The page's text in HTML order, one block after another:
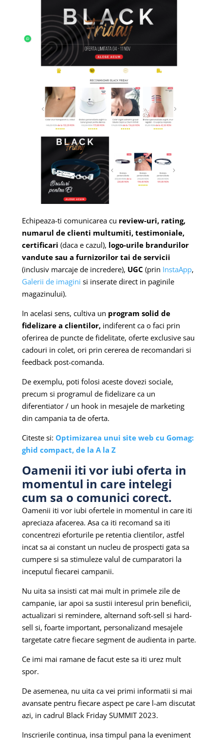
Echipeaza-ti comunicarea cu review-uri, rating,
numarul de clienti multumiti, testimoniale,
certificari (daca e cazul), logo-urile brandurilor
vandute sau a furnizorilor tai de servicii
(inclusiv marcaje de incredere), UGC (prin InstaApp,
Galerii de imagini si inserate direct in paginile
magazinului).
In acelasi sens, cultiva un program solid de
fidelizare a clientilor,indiferent ca o faci prin
oferirea de puncte de fidelitate, oferte exclusive sau
cadouri in colet, ori prin cererea de recomandari si
feedback post-comanda.
De exemplu, poti folosi aceste dovezi sociale,
precum si programul de fidelizare ca un
diferentiator / un hook in mesajele de marketing
din campania ta de oferta.
Citeste si: Optimizarea unui site web cu Gomag:
ghid compact, de la A la Z
Oamenii iti vor iubi oferta in
momentul in care intelegi
cum sa o comunici corect.
Oamenii iti vor iubi ofertele in momentul in care iti
apreciaza afacerea. Asa ca iti recomand sa iti
concentrezi eforturile pe retentia clientilor, astfel
incat sa ai constant un nucleu de prospecti gata sa
cumpere si sa stimuleze valul de cumparatori la
inceputul fiecarei campanii.
Nu uita sa insisti cat mai mult in primele zile de
campanie, iar apoi sa sustii interesul prin beneficii,
actualizari si remindere, alternand soft-sell si hard-
sell si, foarte important, personalizand mesajele
targetate catre fiecare segment de audienta in parte.
Ce imi mai ramane de facut este sa iti urez mult
spor.
De asemenea, nu uita ca vei primi informatii si mai
avansate pentru fiecare aspect pe care l-am discutat
azi, in cadrul Black Friday SUMMIT 2023.
Inscrierile continua, insa timpul pana la eveniment